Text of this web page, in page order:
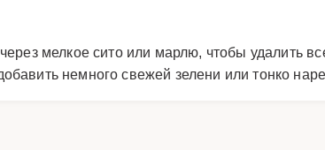
мелкое сито или марлю, чтобы удалить
немного свежей зелени или тонко